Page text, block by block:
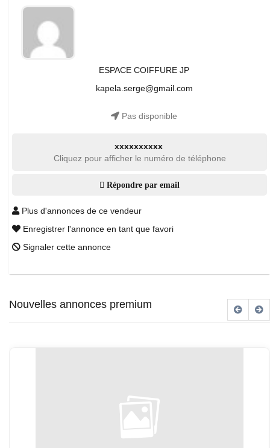
ESPACE COIFFURE JP
kapela.serge@gmail.com
Pas disponible
xxxxxxxxxx
Cliquez pour afficher le numéro de téléphone
Répondre par email
Plus d'annonces de ce vendeur
Enregistrer l'annonce en tant que favori
Signaler cette annonce
Nouvelles annonces premium